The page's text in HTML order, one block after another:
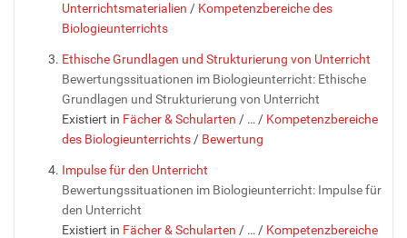
Unterrichtsmaterialien / Kompetenzbereiche des
Biologieunterrichts
Ethische Grundlagen und Strukturierung von Unterricht
Bewertungssituationen im Biologieunterricht: Ethische
Grundlagen und Strukturierung von Unterricht
Existiert in Fächer & Schularten / … / Kompetenzbereiche
des Biologieunterrichts / Bewertung
Impulse für den Unterricht
Bewertungssituationen im Biologieunterricht: Impulse für
den Unterricht
Existiert in Fächer & Schularten / … / Kompetenzbereiche